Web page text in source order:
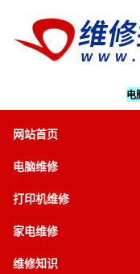
电
网站首页
电脑维修
打印机维修
家电维修
维修知识